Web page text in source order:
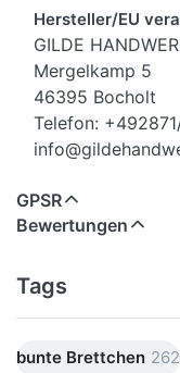
Hersteller/EU
GILDE
Mergelkamp 5
46395 Bocholt
Telefon:
GPSR
Bewertungen
Tags
bunte Brettchen 262